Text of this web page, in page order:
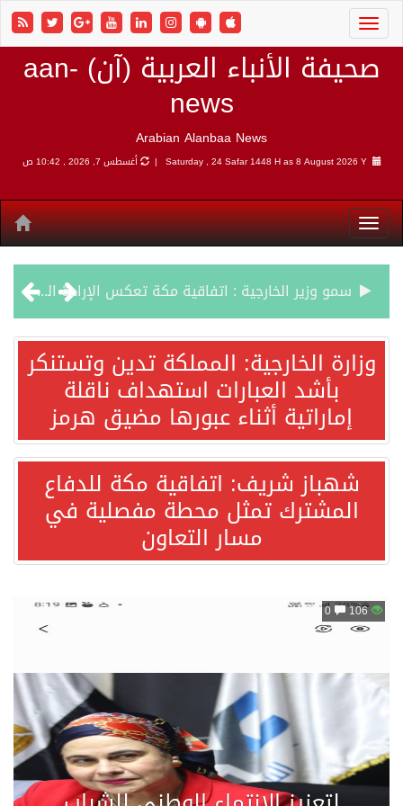
صحيفة الأنباء العربية (آن) aan-
news
Arabian Alanbaa News
Saturday , 24 Safar 1448 H as8 August 2026 Y | أغسطس 7, 2026 , 10:42 ص
سمو وزير الخارجية : اتفاقية مكة تعكس الإرادة السياسية لحماية أمن المنطقة
صدور بيان مشترك لقمة مكة المكرمة للدفاع المشترك بين المملكة العربية السعودية والجمهورية التركية وجمهورية باكستان الإسلامية.
بمشاركة السعودية.. اجتماع رباعي يبحث خفض التصعيد ومعالجة التحديات الأمنية الراهنة
جمعية طويق تحقق 97.35% في الحوكمة وتُصنف ضمن الكيانات متناهية الكبر وتحصد شهادة الآيزو للعام الثالث على التوالي
“الفرصة الأخيرة”.. ترامب: المحادثات مع إيران جارية الآن
ورقة بحثية: التحالف البحري الدفاعي بقيادة الرياض يعيد صياغة مفهوم أمن البحار
شهباز شريف: اتفاقية مكة للدفاع المشترك تمثل محطة مفصلية في مسار التعاون
أردوغان: اتفاقية مكة للدفاع المشترك تعزز التعاون الأمني ولا تستهدف أي دولة
وزارة الخارجية: المملكة تدين وتستنكر
بأشد العبارات استهداف ناقلة
إماراتية أثناء عبورها مضيق هرمز
شهباز شريف: اتفاقية مكة للدفاع
المشترك تمثل محطة مفصلية في
مسار التعاون
106